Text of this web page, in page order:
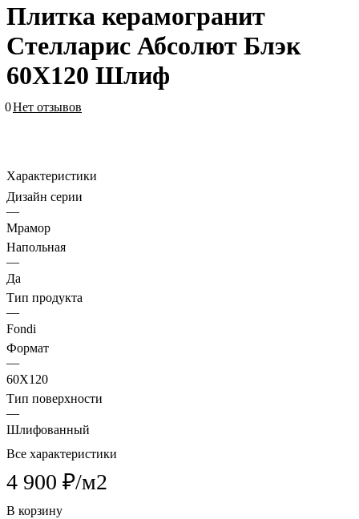
Плитка керамогранит
Стелларис Абсолют Блэк
60X120 Шлиф
0Нет отзывов
Характеристики
Дизайн серии
—
Мрамор
Напольная
—
Да
Тип продукта
—
Fondi
Формат
—
60X120
Тип поверхности
—
Шлифованный
Все характеристики
4 900 ₽/м2
В корзину